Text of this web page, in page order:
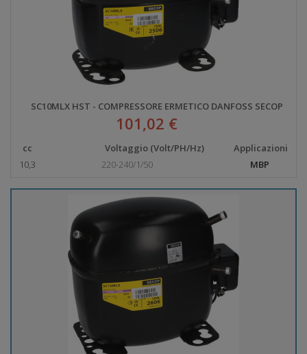
SC10MLX HST - COMPRESSORE ERMETICO DANFOSS SECOP
101,02 €
cc Voltaggio (Volt/PH/Hz)
Applicazioni
10,3
220-240/1/50 MBP